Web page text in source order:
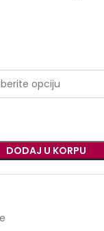
DODAJ U KORPU